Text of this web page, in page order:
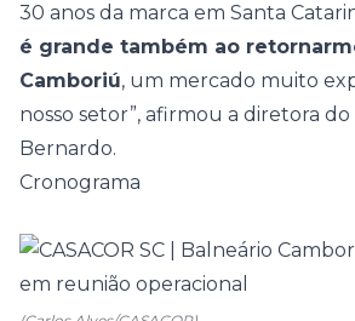
30 anos da marca em Santa
é grande também ao
Camboriú, um mercado muito
nosso setor”, afirmou a diretora
Bernardo.
Cronograma